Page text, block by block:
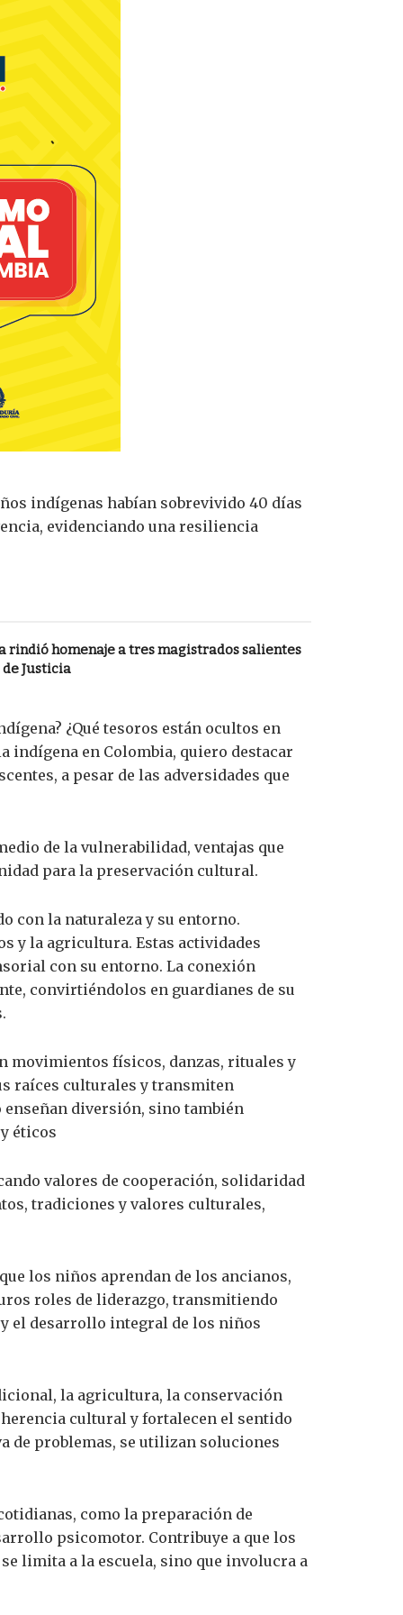
indígenas habían sobrevivido 40 días
evidenciando una resiliencia
homenaje a tres magistrados salientes
Justicia
¿Qué tesoros están ocultos en
indígena en Colombia, quiero destacar
a pesar de las adversidades que
de la vulnerabilidad, ventajas que
para la preservación cultural.
con la naturaleza y su entorno.
y la agricultura. Estas actividades
con su entorno. La conexión
convirtiéndolos en guardianes de su
movimientos físicos, danzas, rituales y
raíces culturales y transmiten
diversión, sino también
éticos
valores de cooperación, solidaridad
tradiciones y valores culturales,
los niños aprendan de los ancianos,
roles de liderazgo, transmitiendo
el desarrollo integral de los niños
la agricultura, la conservación
cultural y fortalecen el sentido
de problemas, se utilizan soluciones
como la preparación de
psicomotor. Contribuye a que los
limita a la escuela, sino que involucra a